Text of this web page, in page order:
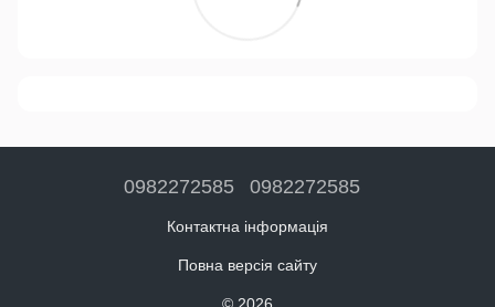
0982272585 0982272585
Контактна інформація
Повна версія сайту
© 2026